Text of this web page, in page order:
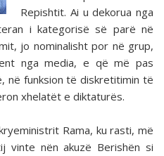
Repishtit. Ai u dekorua nga
i kategorisë së parë në
jo nominalisht por në grup,
nga media, e që më pas
në funksion të diskretitimin të
xhelatët e diktaturës.
Rama, ku rasti, më
vinte nën akuzë Berishën si